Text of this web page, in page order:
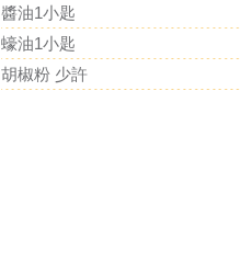
醬油1小匙
蠔油1小匙
胡椒粉 少許